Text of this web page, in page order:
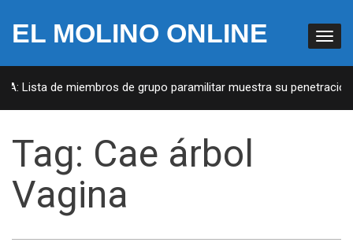
EL MOLINO ONLINE
Lista de miembros de grupo paramilitar muestra su penetración
Tag: Cae árbol
Vagina